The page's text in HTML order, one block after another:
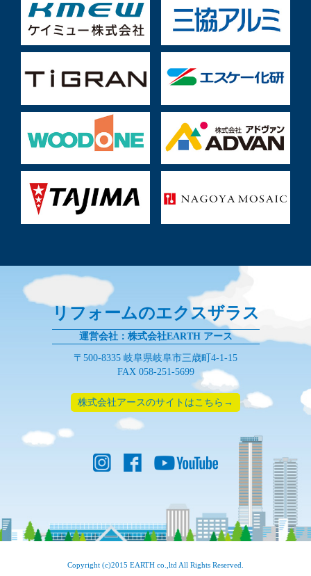
リフォームのエクスザラス
運営会社：株式会社EARTH アース
〒500-8335 岐阜県岐阜市三歳町4-1-15
FAX 058-251-5699
株式会社アースのサイトはこちら→
Copyright (c)2015 EARTH co.,ltd All Rights Reserved.